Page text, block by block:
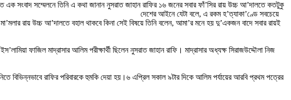
সংবাদ সম্মেলনে তিনি এ কথা জানান নুসরাত জাহান রাফির ১৬ জনের সবার ফাঁ’সির রায় উচ্চ আ’দালতে কতটুকু
দেশের আইনে যেটা বলে, এ রকম হ’ত্যাকা’ণ্ডে সবচেয়ে
রায় উচ্চ আ’দালতে বহাল থাকবে কিনা সেই বিষয়ে তিনি বলেন, আমা’র মনে হয় দু’একজন বাদে সবার রায়ই
ফাজিল মাদ্রাসার আলিম পরীক্ষার্থী ছিলেন নুসরাত জাহান রাফি। মাদ্রাসার অধ্যক্ষ সিরাজউদ্দৌলা নিজ
বিভিন্নভাবে রাফির পরিবারকে হুমকি দেয়া হয়।৬ এপ্রিল সকাল ৯টার দিকে আলিম পর্যায়ের আরবি প্রথম পত্রের